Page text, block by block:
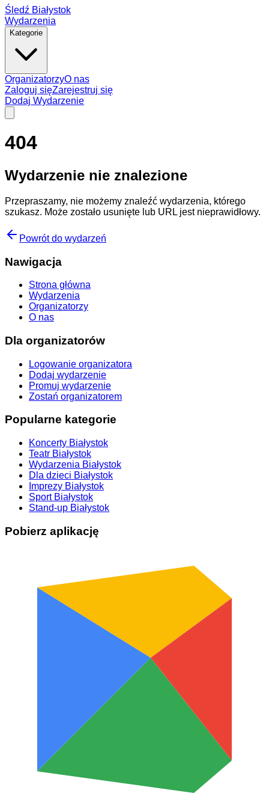
Śledź Białystok
Wydarzenia
Kategorie
OrganizatorzyO nas
Zaloguj sięZarejestruj się
Dodaj Wydarzenie
404
Wydarzenie nie znalezione
Przepraszamy, nie możemy znaleźć wydarzenia, którego
szukasz. Może zostało usunięte lub URL jest nieprawidłowy.
Powrót do wydarzeń
Nawigacja
Strona główna
Wydarzenia
Organizatorzy
O nas
Dla organizatorów
Logowanie organizatora
Dodaj wydarzenie
Promuj wydarzenie
Zostań organizatorem
Popularne kategorie
Koncerty Białystok
Teatr Białystok
Wydarzenia Białystok
Dla dzieci Białystok
Imprezy Białystok
Sport Białystok
Stand-up Białystok
Pobierz aplikację